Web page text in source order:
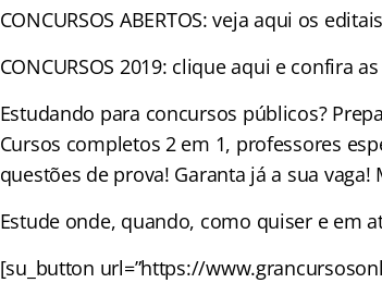
CONCURSOS ABERTOS: veja aqui os
CONCURSOS 2019: clique aqui e confira
Estudando para concursos públicos?
Cursos completos 2 em 1, professores
questões de prova! Garanta já a sua vaga!
Estude onde, quando, como quiser e em
[su_button url=”https://